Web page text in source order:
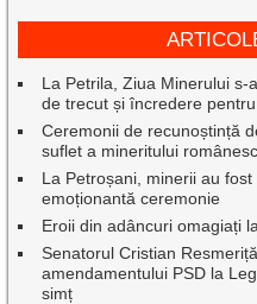
La Petrila, Ziua Minerului s-
de trecut și încredere
Ceremonii de recunoștință
suflet a mineritului
La Petroșani, minerii au
emoționantă ceremonie
Eroii din adâncuri omagiați
Senatorul Cristian
amendamentului PSD la
simț